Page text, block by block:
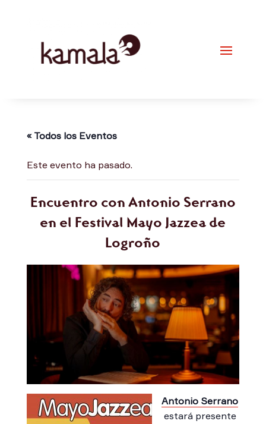
« Todos los Eventos
Este evento ha pasado.
Encuentro con Antonio Serrano
en el Festival Mayo Jazzea de
Logroño
Antonio Serrano
estará presente